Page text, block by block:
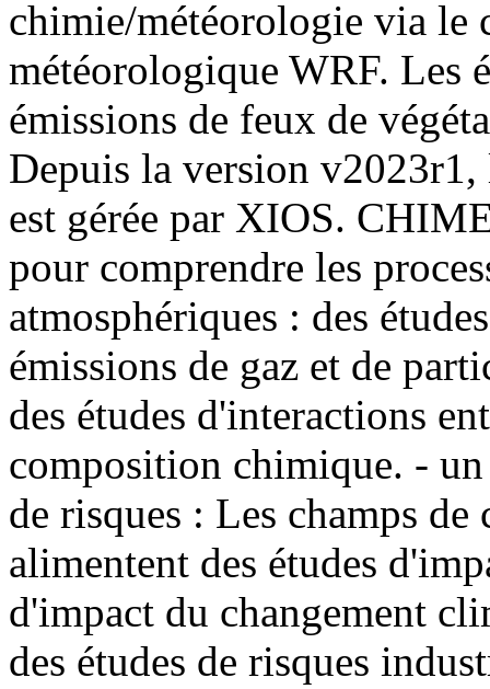
chimie/météorologie via le
météorologique WRF. Les
émissions de feux de
Depuis la version v2023r1,
est gérée par XIOS.
pour comprendre les
atmosphériques : des
émissions de gaz et de
des études d'interactions
composition chimique. -
de risques : Les champs
alimentent des études
d'impact du changement
des études de risques